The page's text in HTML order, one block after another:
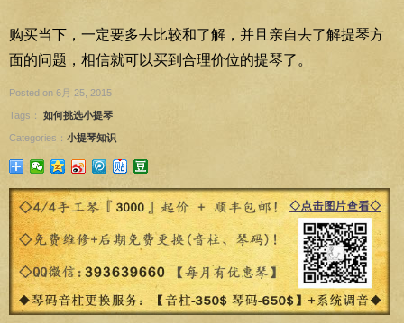
购买当下，一定要多去比较和了解，并且亲自去了解提琴方
面的问题，相信就可以买到合理价位的提琴了。
Posted on 6月 25, 2015
Tags： 如何挑选小提琴
Categories： 小提琴知识